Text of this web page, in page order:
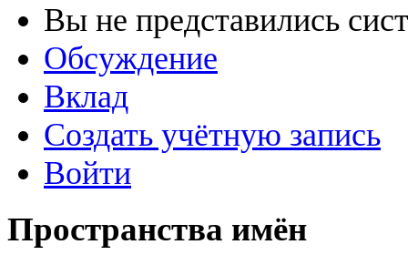
Вы не представились
Обсуждение
Вклад
Создать учётную запись
Войти
Пространства имён